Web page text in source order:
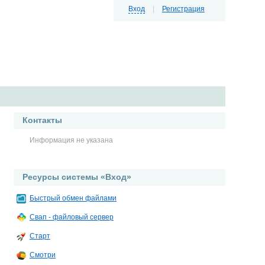
Вход Регистрация
Контакты
Информация не указана
Ресурсы системы «Вход»
Быстрый обмен файлами
Свап - файловый сервер
Старт
Смотри